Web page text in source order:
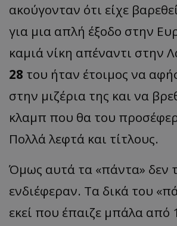
ακούγονταν ότι είχε
για μια απλή έξοδο στην
καμιά νίκη απέναντι στην
28 του ήταν έτοιμος να
στην μιζέρια της και να
κλαμπ που θα του
Πολλά λεφτά και τίτλους.
Όμως αυτά τα «πάντα» δεν
ενδιέφεραν. Τα δικά του
εκεί που έπαιζε μπάλα από